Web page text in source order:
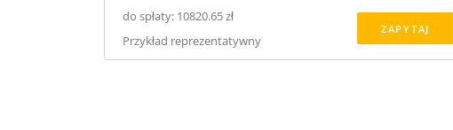
do spłaty: 10820.65 zł
Przykład reprezentatywny
ZAPYTAJ